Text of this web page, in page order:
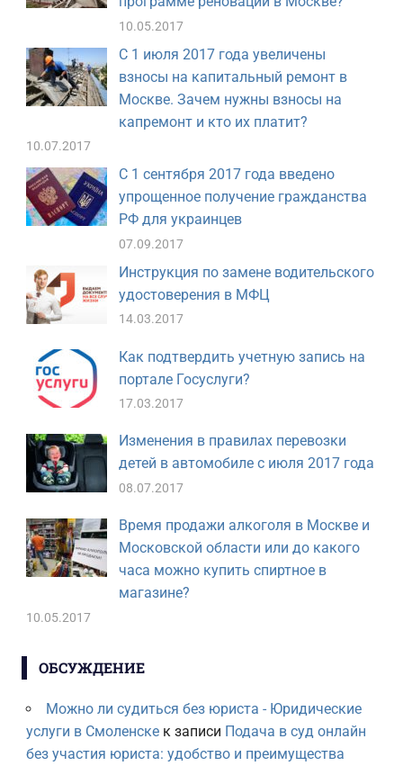
10.05.2017
С 1 июля 2017 года увеличены
взносы на капитальный ремонт в
Москве. Зачем нужны взносы на
капремонт и кто их платит?
10.07.2017
С 1 сентября 2017 года введено
упрощенное получение гражданства
РФ для украинцев
07.09.2017
Инструкция по замене водительского
удостоверения в МФЦ
14.03.2017
Как подтвердить учетную запись на
портале Госуслуги?
17.03.2017
Изменения в правилах перевозки
детей в автомобиле с июля 2017 года
08.07.2017
Время продажи алкоголя в Москве и
Московской области или до какого
часа можно купить спиртное в
магазине?
10.05.2017
ОБСУЖДЕНИЕ
Можно ли судиться без юриста - Юридические
услуги в Смоленскек записи Подача в суд онлайн
без участия юриста: удобство и преимущества